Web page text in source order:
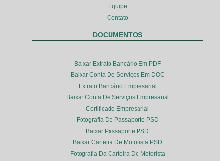
Equipe
Contato
DOCUMENTOS
Baixar Extrato Bancário Em PDF
Baixar Conta De Serviços Em DOC
Extrato Bancário Empresarial
Baixar Conta De Serviços Empresarial
Certificado Empresarial
Fotografia De Passaporte PSD
Baixar Passaporte PSD
Baixar Carteira De Motorista PSD
Fotografia Da Carteira De Motorista